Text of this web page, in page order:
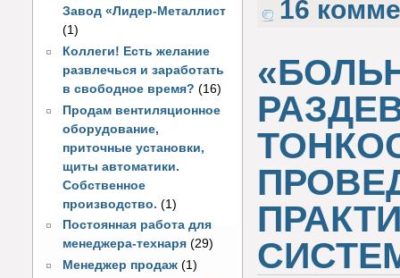
Завод «Лидер-Металлист
(1)
Коллеги! Есть желание
развлечься и заработать
в свободное время? (16)
Продам вентиляционное
оборудование,
приточные установки,
щиты автоматики.
Собственное
производство. (1)
Постоянная работа для
менеджера-технаря (29)
Менеджер продаж (1)
16